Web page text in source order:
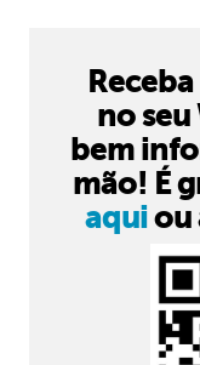
no
bem
mão! É
aquiou